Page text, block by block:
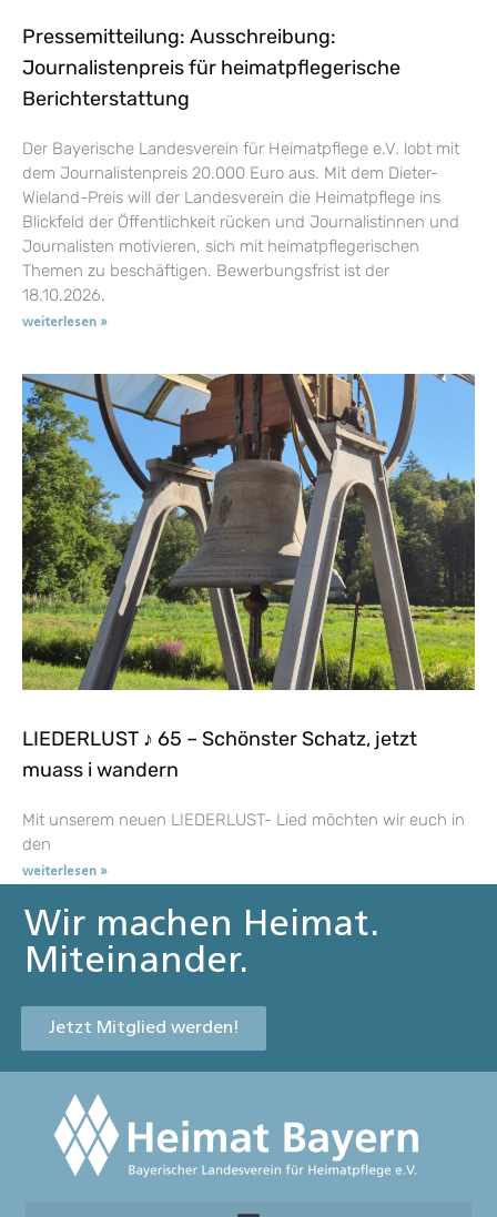
Pressemitteilung: Ausschreibung:
Journalistenpreis für heimatpflegerische
Berichterstattung
Der Bayerische Landesverein für Heimatpflege e.V. lobt mit
dem Journalistenpreis 20.000 Euro aus. Mit dem Dieter-
Wieland-Preis will der Landesverein die Heimatpflege ins
Blickfeld der Öffentlichkeit rücken und Journalistinnen und
Journalisten motivieren, sich mit heimatpflegerischen
Themen zu beschäftigen. Bewerbungsfrist ist der
18.10.2026.
weiterlesen »
LIEDERLUST ♪ 65 – Schönster Schatz, jetzt
muass i wandern
Mit unserem neuen LIEDERLUST- Lied möchten wir euch in
den
weiterlesen »
Wir machen Heimat.
Miteinander.
Jetzt Mitglied werden!